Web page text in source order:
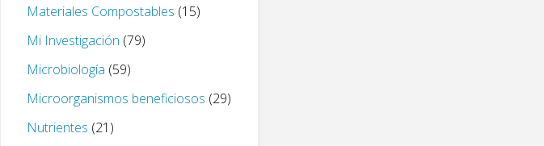
Materiales Compostables (15)
Mi Investigación (79)
Microbiología (59)
Microorganismos beneficiosos (29)
Nutrientes (21)